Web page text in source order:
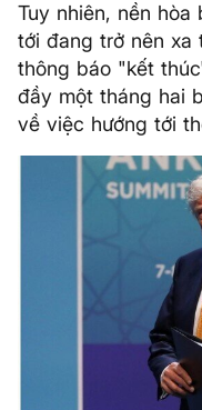
Tuy nhiên, nền hòa
tới đang trở nên xa
thông báo "kết
đầy một tháng hai
về việc hướng tới